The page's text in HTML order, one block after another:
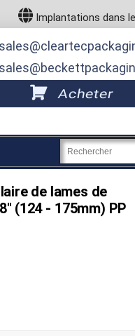
Implantations dans
sales
sales
Acheter
de lames de
(124 - 175mm) PP